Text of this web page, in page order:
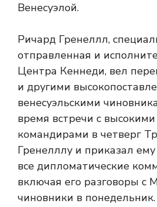
Венесуэлой.
Ричард Гренеллл,
отправленная и
Центра Кеннеди, вел
и другими
венесуэльскими
время встречи с
командирами в четверг
Гренелллу и приказал
все дипломатические
включая его разговоры с
чиновники в понедельник.